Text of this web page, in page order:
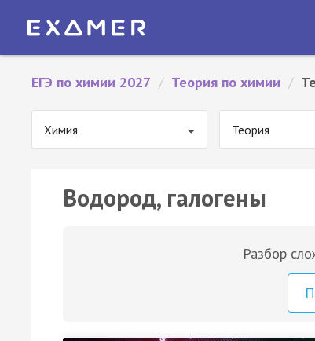
ЕГЭ по химии 2027 / Теория по химии /
Химия Теория
Водород, галогены
Разбор